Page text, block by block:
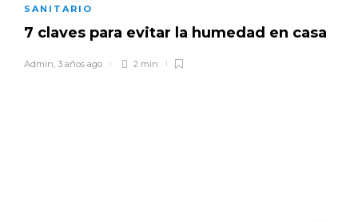
SANITARIO
7 claves para evitar la humedad en casa
Admin 3 años ago 2 min